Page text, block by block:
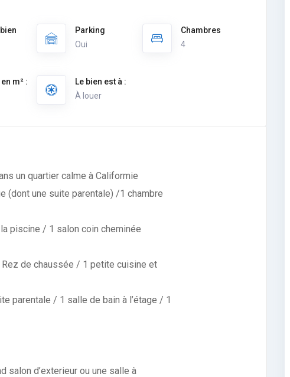
Parking
Oui
Chambres
4
m² :
Le bien est à :
À louer
un quartier calme à Califormie
(dont une suite parentale) /1 chambre
piscine / 1 salon coin cheminée
de chaussée / 1 petite cuisine et
parentale / 1 salle de bain à l’étage / 1
salon d’exterieur ou une salle à